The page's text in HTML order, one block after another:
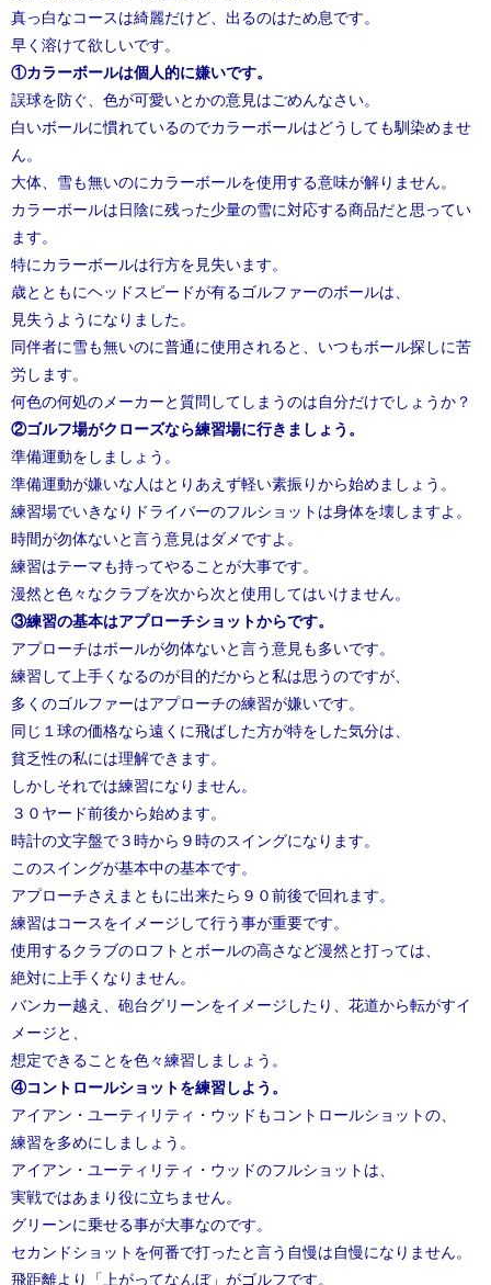
真っ白なコースは綺麗だけど、出るのはため息です。
早く溶けて欲しいです。
①カラーボールは個人的に嫌いです。
誤球を防ぐ、色が可愛いとかの意見はごめんなさい。
白いボールに慣れているのでカラーボールはどうしても馴染めませ
ん。
大体、雪も無いのにカラーボールを使用する意味が解りません。
カラーボールは日陰に残った少量の雪に対応する商品だと思ってい
ます。
特にカラーボールは行方を見失います。
歳とともにヘッドスピードが有るゴルファーのボールは、
見失うようになりました。
同伴者に雪も無いのに普通に使用されると、いつもボール探しに苦
労します。
何色の何処のメーカーと質問してしまうのは自分だけでしょうか？
②ゴルフ場がクローズなら練習場に行きましょう。
準備運動をしましょう。
準備運動が嫌いな人はとりあえず軽い素振りから始めましょう。
練習場でいきなりドライバーのフルショットは身体を壊しますよ。
時間が勿体ないと言う意見はダメですよ。
練習はテーマも持ってやることが大事です。
漫然と色々なクラブを次から次と使用してはいけません。
③練習の基本はアプローチショットからです。
アプローチはボールが勿体ないと言う意見も多いです。
練習して上手くなるのが目的だからと私は思うのですが、
多くのゴルファーはアプローチの練習が嫌いです。
同じ１球の価格なら遠くに飛ばした方が特をした気分は、
貧乏性の私には理解できます。
しかしそれでは練習になりません。
３０ヤード前後から始めます。
時計の文字盤で３時から９時のスイングになります。
このスイングが基本中の基本です。
アプローチさえまともに出来たら９０前後で回れます。
練習はコースをイメージして行う事が重要です。
使用するクラブのロフトとボールの高さなど漫然と打っては、
絶対に上手くなりません。
バンカー越え、砲台グリーンをイメージしたり、花道から転がすイ
メージと、
想定できることを色々練習しましょう。
④コントロールショットを練習しよう。
アイアン・ユーティリティ・ウッドもコントロールショットの、
練習を多めにしましょう。
アイアン・ユーティリティ・ウッドのフルショットは、
実戦ではあまり役に立ちません。
グリーンに乗せる事が大事なのです。
セカンドショットを何番で打ったと言う自慢は自慢になりません。
飛距離より「上がってなんぼ」がゴルフです。